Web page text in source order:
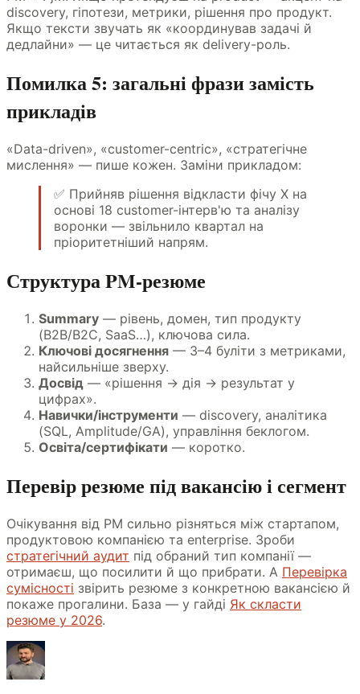
discovery, гіпотези, метрики, рішення про продукт.
Якщо тексти звучать як «координував задачі й
дедлайни» — це читається як delivery-роль.
Помилка 5: загальні фрази замість
прикладів
«Data-driven», «customer-centric», «стратегічне
мислення» — пише кожен. Заміни прикладом:
✅ Прийняв рішення відкласти фічу X на
основі 18 customer-інтерв'ю та аналізу
воронки — звільнило квартал на
пріоритетніший напрям.
Структура PM-резюме
Summary — рівень, домен, тип продукту
(B2B/B2C, SaaS…), ключова сила.
Ключові досягнення — 3–4 буліти з метриками,
найсильніше зверху.
Досвід — «рішення → дія → результат у
цифрах».
Навички/інструменти — discovery, аналітика
(SQL, Amplitude/GA), управління беклогом.
Освіта/сертифікати — коротко.
Перевір резюме під вакансію і сегмент
Очікування від PM сильно різняться між стартапом,
продуктовою компанією та enterprise. Зроби
стратегічний аудит під обраний тип компанії —
отримаєш, що посилити й що прибрати. А Перевірка
сумісності звірить резюме з конкретною вакансією й
покаже прогалини. База — у гайді Як скласти
резюме у 2026.